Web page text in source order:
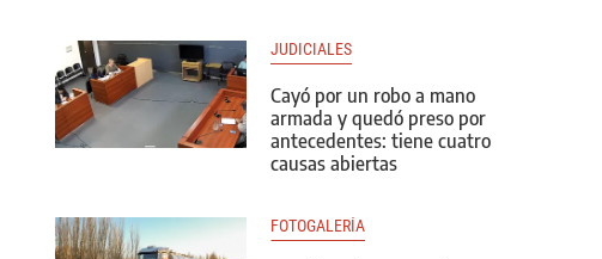
JUDICIALES
Cayó por un robo a mano
armada y quedó preso por
antecedentes: tiene cuatro
causas abiertas
FOTOGALERÍA